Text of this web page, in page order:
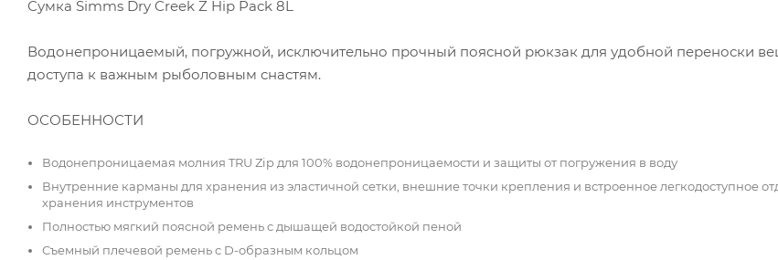
Сумка Simms Dry Creek Z Hip Pack 8L
Водонепроницаемый, погружной, исключительно прочный поясной рюкзак для удобной переноски
доступа к важным рыболовным снастям.
ОСОБЕННОСТИ
Водонепроницаемая молния TRU Zip для 100% водонепроницаемости и защиты от погружения в воду
Внутренние карманы для хранения из эластичной сетки, внешние точки крепления и встроенное легкодоступное
хранения инструментов
Полностью мягкий поясной ремень с дышащей водостойкой пеной
Съемный плечевой ремень с D-образным кольцом